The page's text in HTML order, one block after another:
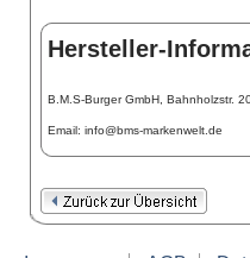
Hersteller-
B.M.S-Burger GmbH, Bahnholzstr.
Email: info@bms-markenwelt.de